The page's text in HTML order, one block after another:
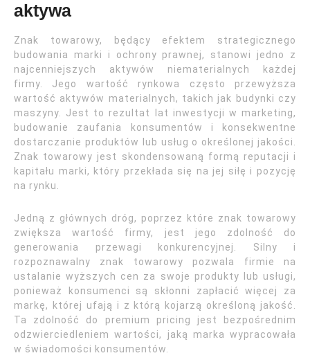
aktywa
Znak towarowy, będący efektem strategicznego
budowania marki i ochrony prawnej, stanowi jedno z
najcenniejszych aktywów niematerialnych każdej
firmy. Jego wartość rynkowa często przewyższa
wartość aktywów materialnych, takich jak budynki czy
maszyny. Jest to rezultat lat inwestycji w marketing,
budowanie zaufania konsumentów i konsekwentne
dostarczanie produktów lub usług o określonej jakości.
Znak towarowy jest skondensowaną formą reputacji i
kapitału marki, który przekłada się na jej siłę i pozycję
na rynku.
Jedną z głównych dróg, poprzez które znak towarowy
zwiększa wartość firmy, jest jego zdolność do
generowania przewagi konkurencyjnej. Silny i
rozpoznawalny znak towarowy pozwala firmie na
ustalanie wyższych cen za swoje produkty lub usługi,
ponieważ konsumenci są skłonni zapłacić więcej za
markę, której ufają i z którą kojarzą określoną jakość.
Ta zdolność do premium pricing jest bezpośrednim
odzwierciedleniem wartości, jaką marka wypracowała
w świadomości konsumentów.